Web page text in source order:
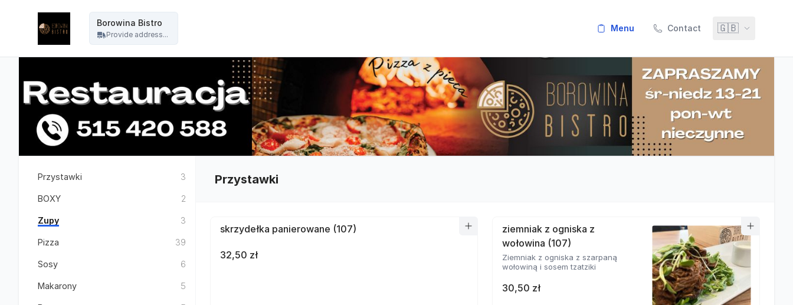
Borowina Bistro
Provide address...
menu Contact 🇬🇧
Przystawki 3
BOXY 2
Zupy 3
Pizza 39
Sosy 6
Makarony 5
Przystawki
skrzydełka panierowane (107)
32,50 zł
ziemniak z ogniska z
wołowina (107)
Ziemniak z ogniska z szarpaną
wołowiną i sosem tzatziki
30,50 zł